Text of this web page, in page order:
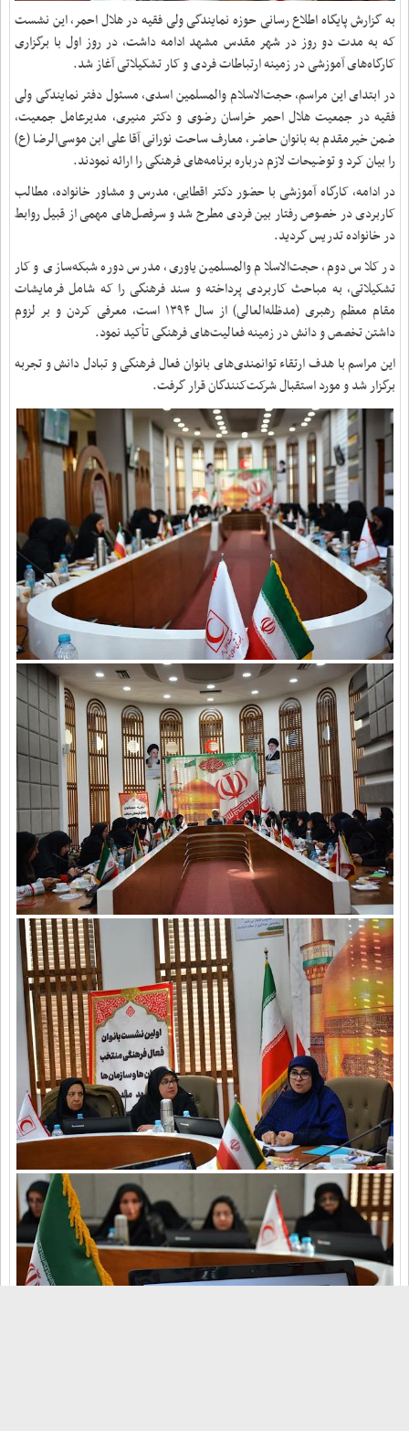
به گزارش پایگاه اطلاع رسانی حوزه نمایندگی ولی فقیه در هلال احمر، این نشست
که به مدت دو روز در شهر مقدس مشهد ادامه داشت، در روز اول با برگزاری
کارگاه‌های آموزشی در زمینه ارتباطات فردی و کار تشکیلاتی آغاز شد.
در ابتدای این مراسم، حجت‌الاسلام والمسلمین اسدی، مسئول دفتر نمایندگی ولی
فقیه در جمعیت هلال احمر خراسان رضوی و دکتر منیری، مدیرعامل جمعیت،
ضمن خیرمقدم به بانوان حاضر، معارف ساحت نورانی آقا علی ابن موسی‌الرضا (ع)
را بیان کرد و توضیحات لازم درباره برنامه‌های فرهنگی را ارائه نمودند.
در ادامه، کارگاه آموزشی با حضور دکتر اقطایی، مدرس و مشاور خانواده، مطالب
کاربردی در خصوص رفتار بین فردی مطرح شد و سرفصل‌های مهمی از قبیل روابط
در خانواده تدریس گردید.
در کلاس دوم، حجت‌الاسلام والمسلمین یاوری، مدرس دوره شبکه‌سازی و کار
تشکیلاتی، به مباحث کاربردی پرداخته و سند فرهنگی را که شامل فرمایشات
مقام معظم رهبری (مدظله‌العالی) از سال ۱۳۹۴ است، معرفی کردن و بر لزوم
داشتن تخصص و دانش در زمینه فعالیت‌های فرهنگی تأکید نمود.
این مراسم با هدف ارتقاء توانمندی‌های بانوان فعال فرهنگی و تبادل دانش و تجربه
برگزار شد و مورد استقبال شرکت‌کنندگان قرار گرفت.